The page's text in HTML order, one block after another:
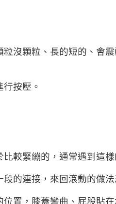
粒沒顆粒、長的短的、會
按壓。
比較緊繃的，通常遇到這
的連接，來回滾動的做
位置，膝蓋彎曲、屁股貼